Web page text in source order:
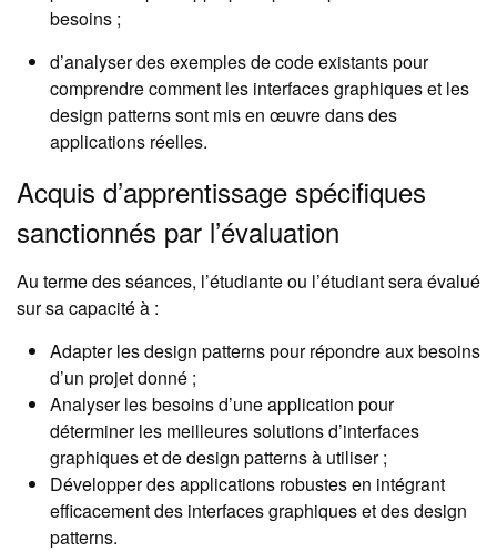
besoins ;
d’analyser des exemples de code existants pour
comprendre comment les interfaces graphiques et les
design patterns sont mis en œuvre dans des
applications réelles.
Acquis d’apprentissage spécifiques
sanctionnés par l’évaluation
Au terme des séances, l’étudiante ou l’étudiant sera évalué
sur sa capacité à :
Adapter les design patterns pour répondre aux besoins
d’un projet donné ;
Analyser les besoins d’une application pour
déterminer les meilleures solutions d’interfaces
graphiques et de design patterns à utiliser ;
Développer des applications robustes en intégrant
efficacement des interfaces graphiques et des design
patterns.